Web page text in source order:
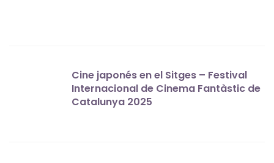
Cine japonés en el Sitges – Festival
Internacional de Cinema Fantàstic de
Catalunya 2025